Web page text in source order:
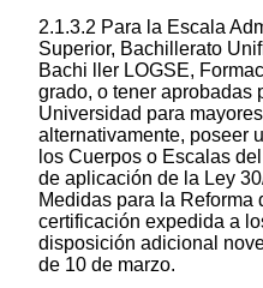
2.1.3.2 Para la Escala
Superior, Bachillerato
Bachi ller LOGSE,
grado, o tener aprobadas
Universidad para
alternativamente, poseer
los Cuerpos o Escalas
de aplicación de la Ley
Medidas para la
certificación expedida a
disposición adicional
de 10 de marzo.